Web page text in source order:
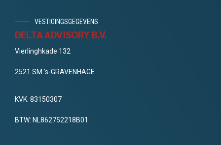
VESTIGINGSGEGEVENS
DELTA ADVISORY B.V.
Vierlinghkade 132
2521 SM 's-GRAVENHAGE
KVK: 83150307
BTW: NL862752218B01